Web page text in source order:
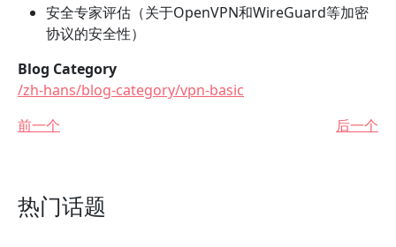
安全专家评估（关于OpenVPN和WireGuard等加密
协议的安全性）
Blog Category
/zh-hans/blog-category/vpn-basic
前一个
后一个
热门话题